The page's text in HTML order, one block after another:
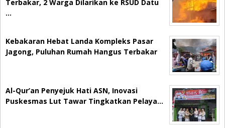
Terbakar, 2 Warga Dilarikan ke RSUD Datu
…
Kebakaran Hebat Landa Kompleks Pasar
Jagong, Puluhan Rumah Hangus Terbakar
Al-Qur’an Penyejuk Hati ASN, Inovasi
Puskesmas Lut Tawar Tingkatkan Pelaya…